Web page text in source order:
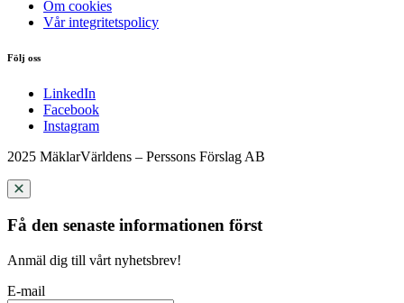
Om cookies
Vår integritetspolicy
Följ oss
LinkedIn
Facebook
Instagram
2025 MäklarVärldens – Perssons Förslag AB
Få den senaste informationen först
Anmäl dig till vårt nyhetsbrev!
E-mail